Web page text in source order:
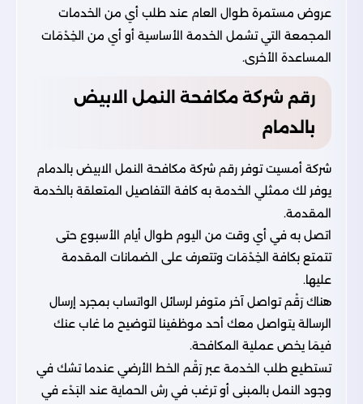
عروض مستمرة طوال العام عند طلب أي من الخدمات
المجمعة التي تشمل الخدمة الأساسية أو أي من الخِدْمَات
المساعدة الأخرى.
رقم شركة مكافحة النمل الابيض
بالدمام
شركة أمسيتتوفر رقم شركة مكافحة النمل الابيض بالدمام
يوفر لك ممثلي الخدمة به كافة التفاصيل المتعلقة بالخدمة
المقدمة.
اتصل به في أي وقت من اليوم طوال أيام الأسبوع حتى
تتمتع بكافة الخِدْمَات وتتعرف على الضمانات المقدمة
عليها.
هناك رَقْم تواصل آخر متوفر لرسائل الواتساب بمجرد إرسال
الرسالة يتواصل معك أحد موظفينا لتوضيح ما غاب عنك
فيمَا يخص عملية المكافحة.
تستطيع طلب الخدمة عبر رَقْم الخط الأرضي عندما تشك في
وجود النمل بالمبنى أو ترغب في رش الحماية عند البَدْء في